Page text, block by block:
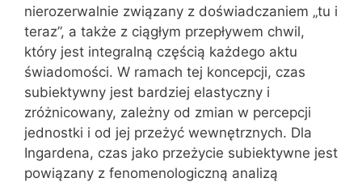
nierozerwalnie związany z doświadczaniem „tu i
teraz”, a także z ciągłym przepływem chwil,
który jest integralną częścią każdego aktu
świadomości. W ramach tej koncepcji, czas
subiektywny jest bardziej elastyczny i
zróżnicowany, zależny od zmian w percepcji
jednostki i od jej przeżyć wewnętrznych. Dla
Ingardena, czas jako przeżycie subiektywne jest
powiązany z fenomenologiczną analizą